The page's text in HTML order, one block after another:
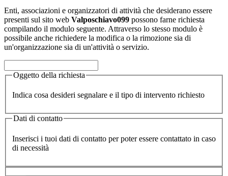
Enti, associazioni e organizzatori di attività che desiderano essere
presenti sul sito web Valposchiavo099 possono farne richiesta
compilando il modulo seguente. Attraverso lo stesso modulo è
possibile anche richiedere la modifica o la rimozione sia di
un'organizzazione sia di un'attività o servizio.
Oggetto della richiesta
Indica cosa desideri segnalare e il tipo di intervento richiesto
Dati di contatto
Inserisci i tuoi dati di contatto per poter essere contattato in caso
di necessità